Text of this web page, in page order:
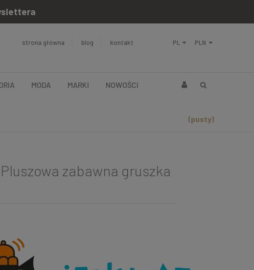
strona główna blog kontakt
MODA MARKI NOWOŚCI
(pusty)
zabawna gruszka